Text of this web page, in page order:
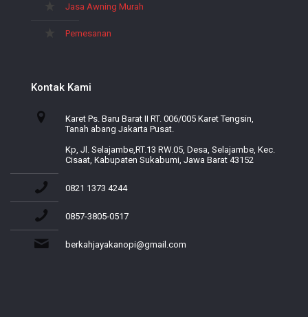
Jasa Awning Murah
Pemesanan
Kontak Kami
Karet Ps. Baru Barat II RT. 006/005 Karet Tengsin,
Tanah abang Jakarta Pusat.
Kp, Jl. Selajambe,RT.13 RW.05, Desa, Selajambe, Kec.
Cisaat, Kabupaten Sukabumi, Jawa Barat 43152
0821 1373 4244
0857-3805-0517
berkahjayakanopi@gmail.com